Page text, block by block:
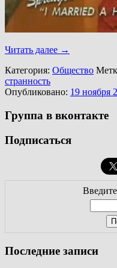
Читать далее →
Категория: Общество
странность
Опубликовано: 19 ноября
Группа в вконтакте
Подписаться
Последние записи